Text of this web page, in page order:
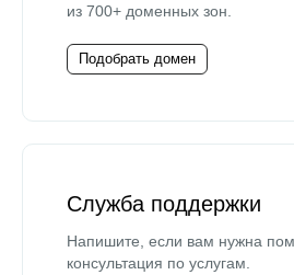
из 700+ доменных зон.
Подобрать домен
Служба поддержки
Напишите, если вам нужна
консультация по услугам.